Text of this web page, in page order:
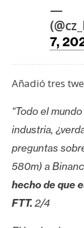
—
7,
Añadió tres
“Todo el
industria,
preguntas
580m) a
hecho de que
FTT.2/4